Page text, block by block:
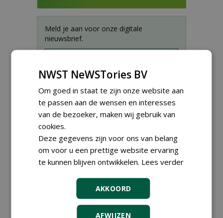
Meld je aan voor onze digitale
nieuwsbrief.
Proefveldmedewerker/
Chauffeur
landbouwmachines bij DSV
zaden Nederland B.V.
NWST NeWSTories BV
Om goed in staat te zijn onze website aan
te passen aan de wensen en interesses
van de bezoeker, maken wij gebruik van
cookies.
Deze gegevens zijn voor ons van belang
om voor u een prettige website ervaring
te kunnen blijven ontwikkelen. Lees verder
AKKOORD
AFWIJZEN